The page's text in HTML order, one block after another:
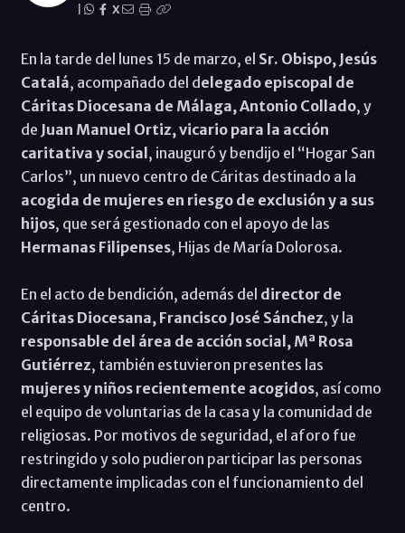
X
En la tarde del lunes 15 de marzo, el Sr. Obispo, Jesús
Catalá, acompañado del delegado episcopal de
Cáritas Diocesana de Málaga, Antonio Collado, y
de Juan Manuel Ortiz, vicario para la acción
caritativa y social, inauguró y bendijo el “Hogar San
Carlos”, un nuevo centro de Cáritas destinado a la
acogida de mujeres en riesgo de exclusión y a sus
hijos, que será gestionado con el apoyo de las
Hermanas Filipenses, Hijas de María Dolorosa.
En el acto de bendición, además del director de
Cáritas Diocesana, Francisco José Sánchez, y la
responsable del área de acción social, Mª Rosa
Gutiérrez, también estuvieron presentes las
mujeres y niños recientemente acogidos, así como
el equipo de voluntarias de la casa y la comunidad de
religiosas. Por motivos de seguridad, el aforo fue
restringido y solo pudieron participar las personas
directamente implicadas con el funcionamiento del
centro.